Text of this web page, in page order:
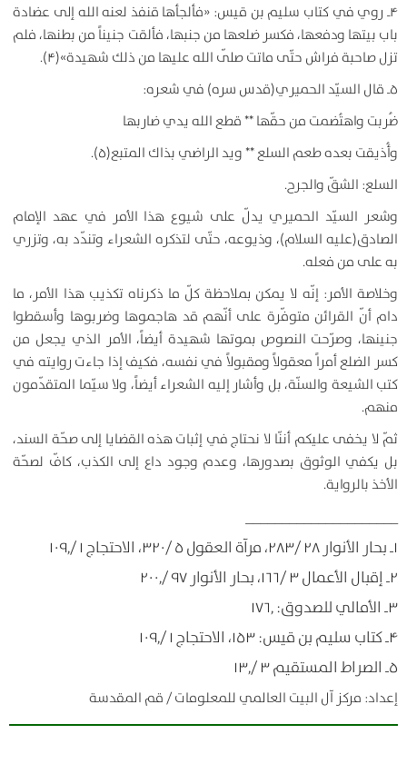
۴ـ روي في كتاب سليم بن قيس: «فألجأها قنفذ لعنه الله إلى عضادة
باب بيتها ودفعها، فكسر ضلعها من جنبها، فألقت جنيناً من بطنها، فلم
تزل صاحبة فراش حتّى ماتت صلّى الله عليها من ذلك شهيدة»(۴).
۵ـ قال السيّد الحميري(قدس سره) في شعره:
ضُربت واهتُضمت من حقّها ** قطع الله يدي ضاربها
وأُذيقت بعده طعم السلع ** ويد الراضي بذاك المتبع(۵).
السلع: الشقّ والجرح.
وشعر السيّد الحميري يدلّ على شيوع هذا الأمر في عهد الإمام
الصادق(عليه السلام)، وذيوعه، حتّى لتذكره الشعراء وتندّد به، وتزري
به على من فعله.
وخلاصة الأمر: إنّه لا يمكن بملاحظة كلّ ما ذكرناه تكذيب هذا الأمر، ما
دام أنّ القرائن متوفّرة على أنّهم قد هاجموها وضربوها وأسقطوا
جنينها، وصرّحت النصوص بموتها شهيدة أيضاً، الأمر الذي يجعل من
كسر الضلع أمراً معقولاً ومقبولاً في نفسه، فكيف إذا جاءت روايته في
كتب الشيعة والسنّة، بل وأشار إليه الشعراء أيضاً، ولا سيّما المتقدّمون
منهم.
ثمّ لا يخفى عليكم أننّا لا نحتاج في إثبات هذه القضايا إلى صحّة السند،
بل يكفي الوثوق بصدورها، وعدم وجود داع إلى الكذب، كافّ لصحّة
الأخذ بالرواية.
۱ـ بحار الأنوار ۲۸ /۲۸۳، مرآة العقول ۵ /۳۲۰، الاحتجاج ۱ /۱۰۹٫
۲ـ إقبال الأعمال ۳ /۱۶۶، بحار الأنوار ۹۷ /۲۰۰٫
۳ـ الأمالي للصدوق: ۱۷۶٫
۴ـ كتاب سليم بن قيس: ۱۵۳، الاحتجاج ۱ /۱۰۹٫
۵ـ الصراط المستقيم ۳ /۱۳٫
إعداد: مركز آل البيت العالمي للمعلومات / قم المقدسة